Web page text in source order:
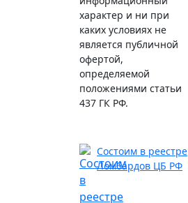
характер и ни при
каких условиях не
является публичной
офертой,
определяемой
положениями статьи
437 ГК РФ.
Состоим в реестре
Ломбардов ЦБ РФ